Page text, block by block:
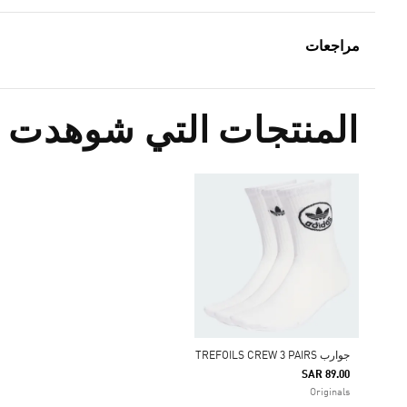
مراجعات
المنتجات التي شوهدت
جوارب TREFOILS CREW 3 PAIRS
SAR 89.00
Originals